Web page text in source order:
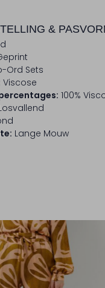
&
Ord Sets
Viscose
100%
Lange Mouw